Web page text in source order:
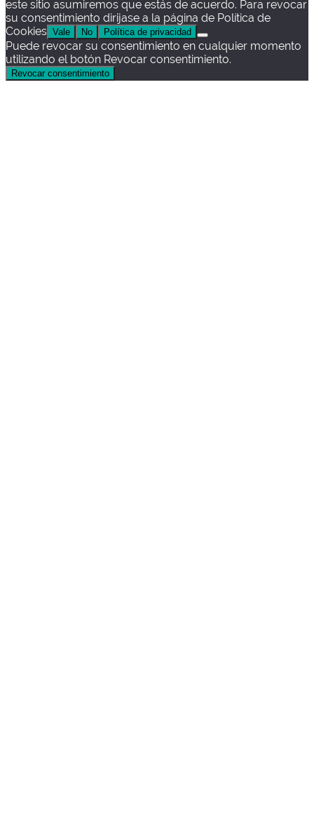
este sitio asumiremos que estás de acuerdo. Para revocar
su consentimiento dirijase a la página de Política de
Cookies Vale No Política de privacidad
Puede revocar su consentimiento en cualquier momento
utilizando el botón Revocar consentimiento.
Revocar consentimiento